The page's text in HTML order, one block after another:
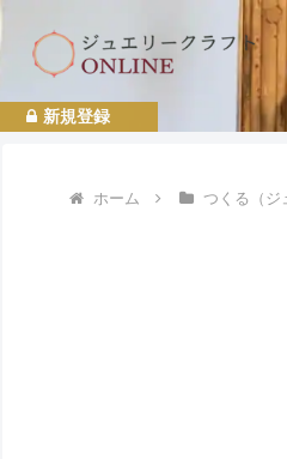
ホーム つくる（ジ
新規登録